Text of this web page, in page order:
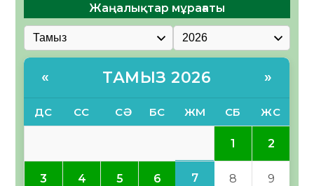
Жаңалықтар мұрағаты
« ТАМЫЗ 2026 »
ДС СС СӘ БС ЖМ СБ ЖС
1 2
3 4 5 6 7 8 9